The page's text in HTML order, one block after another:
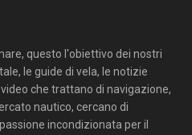
questo l'obiettivo dei nostri
le guide di vela, le notizie
che trattano di navigazione,
nautico, cercano di
incondizionata per il